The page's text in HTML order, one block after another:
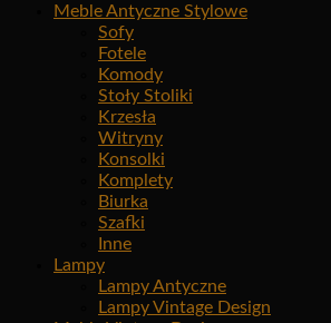
Meble Antyczne Stylowe
Sofy
Fotele
Komody
Stoły Stoliki
Krzesła
Witryny
Konsolki
Komplety
Biurka
Szafki
Inne
Lampy
Lampy Antyczne
Lampy Vintage Design